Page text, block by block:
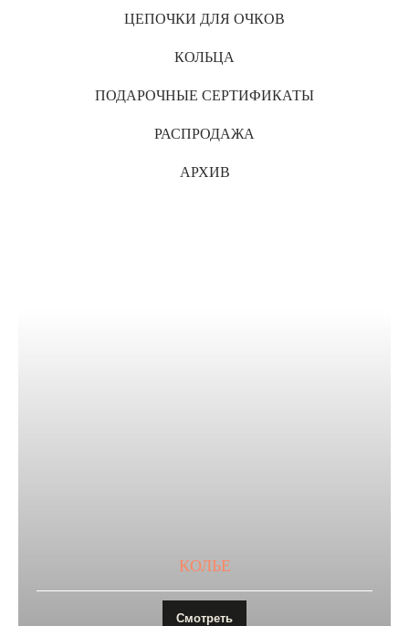
ЦЕПОЧКИ ДЛЯ ОЧКОВ
КОЛЬЦА
ПОДАРОЧНЫЕ СЕРТИФИКАТЫ
РАСПРОДАЖА
АРХИВ
КОЛЬЕ
Смотреть